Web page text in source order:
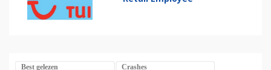
Best gelezen Crashes